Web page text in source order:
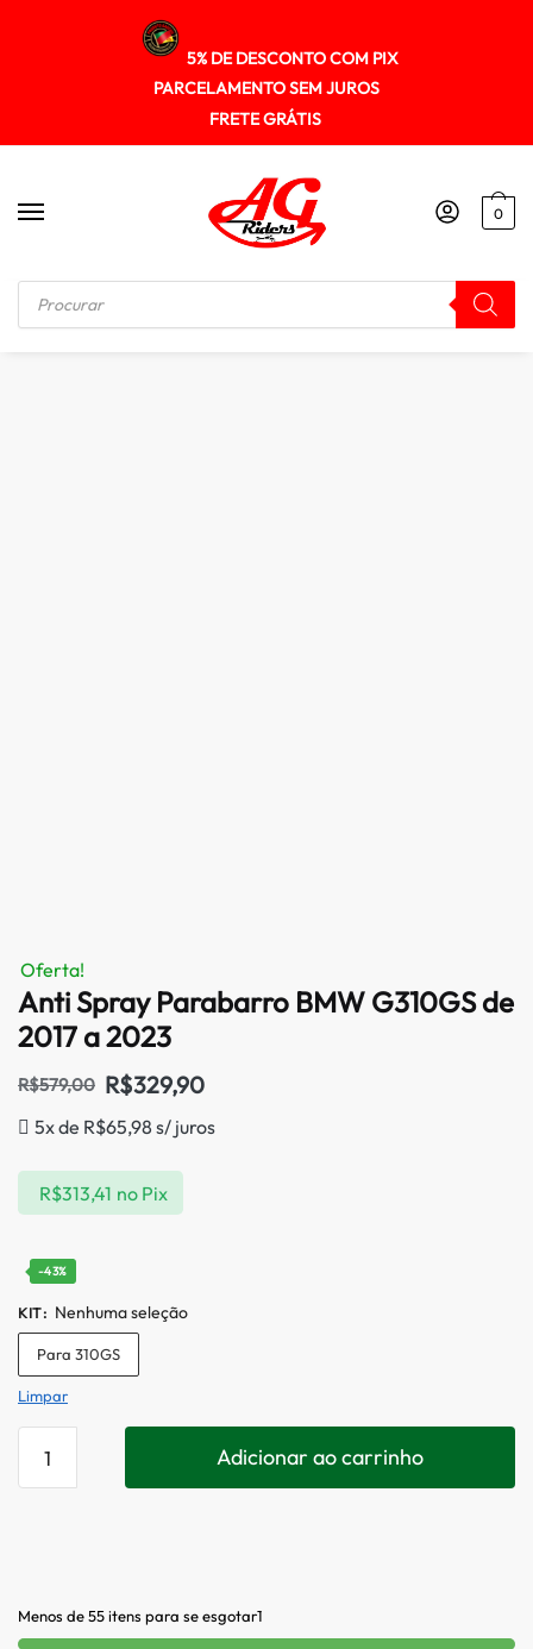
5% DE DESCONTO COM PIX
PARCELAMENTO SEM JUROS
FRETE GRÁTIS
0
Início / OUTROS ACESSÓRIOS Anti Spray Parabarro BMW G310GS de 2017 a 2023
Oferta!
Anti Spray Parabarro BMW G310GS de
2017 a 2023
R$579,00 R$329,90
5x de R$65,98 s/ juros
R$313,41 no Pix
-43%
KIT: Nenhuma seleção
Para 310GS
Limpar
Adicionar ao carrinho
Menos de 55 itens para se esgotar1